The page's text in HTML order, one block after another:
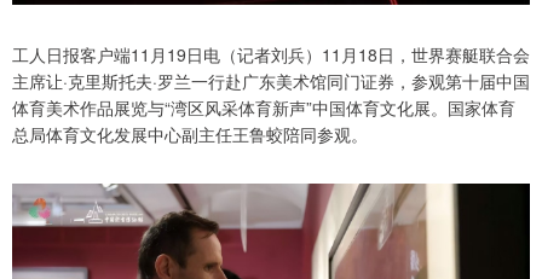
工人日报客户端11月19日电（记者刘兵）11月18日，世界赛艇联合会
主席让·克里斯托夫·罗兰一行赴广东美术馆同门证券，参观第十届中国
体育美术作品展览与“湾区风采体育新声”中国体育文化展。国家体育
总局体育文化发展中心副主任王鲁蛟陪同参观。